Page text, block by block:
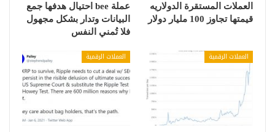
العملات المستقرة الدولاريه
قيمتها تجاوز 100 مليار دولار
عملة bee احتيال هدفها جمع
البيانات وتدار بشكل مجهول
فلا تُمني النفس
العملات الرقمية العملات الرقمية